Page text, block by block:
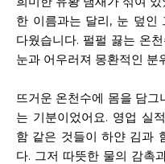
한 이름과는 달리, 눈 덮인
다웠습니다. 펄펄 끓는 온
눈과 어우러져 몽환적인 분
뜨거운 온천수에 몸을 담그
는 기분이었어요. 영업 실
함 같은 것들이 하얀 김과
다. 그저 따뜻한 물의 감촉